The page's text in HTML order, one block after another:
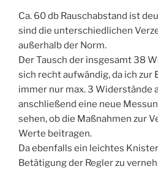
Ca. 60 db Rauschabstand ist
sind die unterschiedlichen
außerhalb der Norm.
Der Tausch der insgesamt 38
sich recht aufwändig, da ich zur
immer nur max. 3 Widerstände
anschließend eine neue
sehen, ob die Maßnahmen zur
Werte beitragen.
Da ebenfalls ein leichtes
Betätigung der Regler zu